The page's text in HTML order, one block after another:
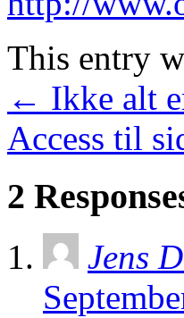
This entry
← Ikke alt
Access til
2
Jens